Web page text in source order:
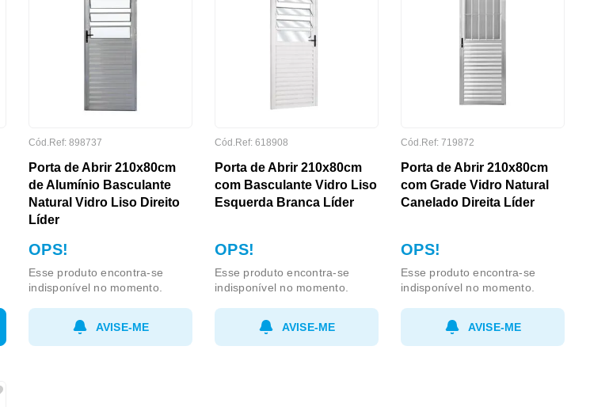
Cód.Ref: 898737
Porta de Abrir 210x80cm
de Alumínio Basculante
Natural Vidro Liso Direito
Líder
OPS!
Esse produto encontra-se
indisponível no momento.
AVISE-ME
Cód.Ref: 618908
Porta de Abrir 210x80cm
com Basculante Vidro Liso
Esquerda Branca Líder
OPS!
Esse produto encontra-se
indisponível no momento.
AVISE-ME
Cód.Ref: 719872
Porta de Abrir 210x80cm
com Grade Vidro Natural
Canelado Direita Líder
OPS!
Esse produto encontra-se
indisponível no momento.
AVISE-ME